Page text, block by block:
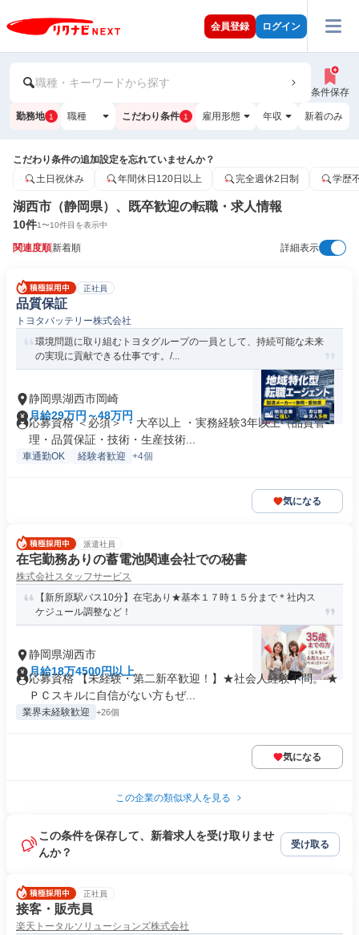
会員登録 ログイン
職種・キーワードから探す
条件保存
勤務地 1 職種 こだわり条件 1 雇用形態 年収 新着のみ
こだわり条件の追加設定を忘れていませんか？
土日祝休み
年間休日120日以上 完全週休2日制 学歴
湖西市（静岡県）、既卒歓迎の転職・求人情報
10件1〜10件目を表示中
関連度順新着順 詳細表示
正社員
品質保証
トヨタバッテリー株式会社
環境問題に取り組むトヨタグループの一員として、持続可能な未来
の実現に貢献できる仕事です。/...
静岡県湖西市岡崎
月給29万円～48万円
応募資格 ＜必須＞ ・大卒以上 ・実務経験3年以上（品質管
理・品質保証・技術・生産技術...
車通勤OK 経験者歓迎 +4個
気になる
派遣社員
在宅勤務ありの蓄電池関連会社での秘書
株式会社スタッフサービス
【新所原駅バス10分】在宅あり★基本１７時１５分まで＊社内ス
ケジュール調整など！
静岡県湖西市
月給18万4500円以上
応募資格 【未経験・第二新卒歓迎！】★社会人経験不問。 ★
ＰＣスキルに自信がない方もぜ...
業界未経験歓迎 +26個
気になる
この企業の類似求人を見る
この条件を保存して、新着求人を受け取りませ
んか？
受け取る
正社員
接客・販売員
楽天トータルソリューションズ株式会社